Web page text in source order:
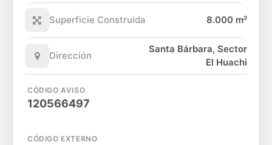
Superficie Construida 8.000 m²
Dirección
Santa Bárbara, Sector
El Huachi
CÓDIGO AVISO
120566497
CÓDIGO EXTERNO